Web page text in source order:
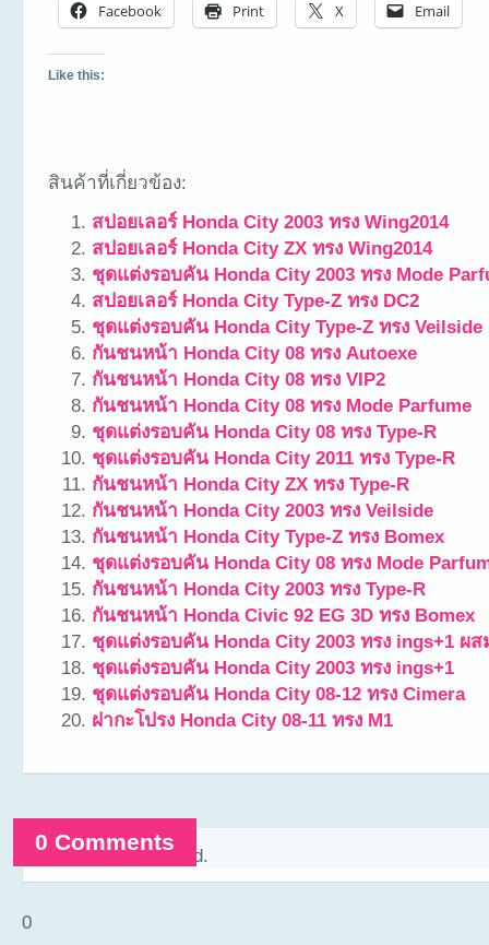
Facebook Print X Email
Like this:
สินค้าที่เกี่ยวข้อง:
สปอยเลอร์ Honda City 2003 ทรง Wing2014
สปอยเลอร์ Honda City ZX ทรง Wing2014
ชุดแต่งรอบคัน Honda City 2003 ทรง Mode
สปอยเลอร์ Honda City Type-Z ทรง DC2
ชุดแต่งรอบคัน Honda City Type-Z ทรง Veilside
กันชนหน้า Honda City 08 ทรง Autoexe
กันชนหน้า Honda City 08 ทรง VIP2
กันชนหน้า Honda City 08 ทรง Mode Parfume
ชุดแต่งรอบคัน Honda City 08 ทรง Type-R
ชุดแต่งรอบคัน Honda City 2011 ทรง Type-R
กันชนหน้า Honda City ZX ทรง Type-R
กันชนหน้า Honda City 2003 ทรง Veilside
กันชนหน้า Honda City Type-Z ทรง Bomex
ชุดแต่งรอบคัน Honda City 08 ทรง Mode
กันชนหน้า Honda City 2003 ทรง Type-R
กันชนหน้า Honda Civic 92 EG 3D ทรง Bomex
ชุดแต่งรอบคัน Honda City 2003 ทรง ings+1 ผส
ชุดแต่งรอบคัน Honda City 2003 ทรง ings+1
ชุดแต่งรอบคัน Honda City 08-12 ทรง Cimera
ฝากะโปรง Honda City 08-11 ทรง M1
0 Comments
Comments are closed.
0